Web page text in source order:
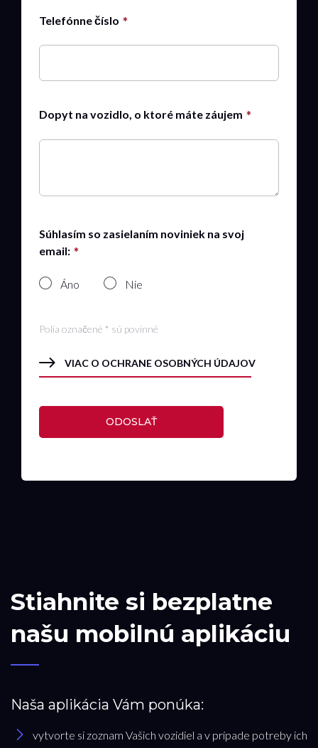
Telefónne číslo
Dopyt na vozidlo, o ktoré máte záujem
Súhlasím so zasielaním noviniek na svoj
email:
Áno Nie
Polia označené * sú povinné
VIAC O OCHRANE OSOBNÝCH ÚDAJOV
ODOSLAŤ
Stiahnite si bezplatne
našu mobilnú aplikáciu
Naša aplikácia Vám ponúka:
vytvorte si zoznam Vašich vozidiel a v prípade potreby ich